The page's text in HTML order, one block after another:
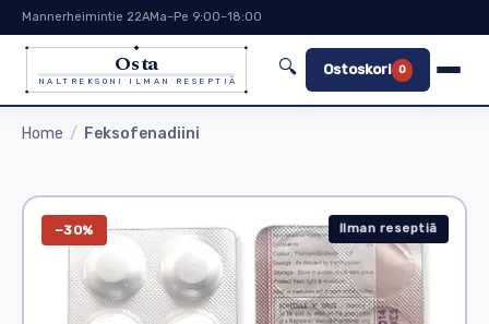
Mannerheimintie 22AMa–Pe 9:00–18:00
Osta
NALTREKSONI ILMAN RESEPTIÄ
🔍 Ostoskori 0
Home Feksofenadiini
−30% Ilman reseptiä